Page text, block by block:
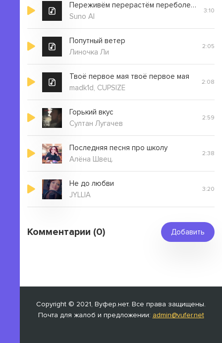
Переживём перерастём переболеем
Suno AI
3:10
Попутный ветер
Линочка Ли
2:05
Твоё первое мая твоё первое мая
madk1d, CUPSIZE
2:08
Горький вкус
Султан Лугачев
2:59
Последняя песня про школу
Алёна Швец.
2:38
Не до любви
JYLLIA
3:20
Комментарии (0) Добавить
Copyright © 2021, Вуфер.нет. Все права защищены.
Почта для жалоб и предложении: admin@vufer.net